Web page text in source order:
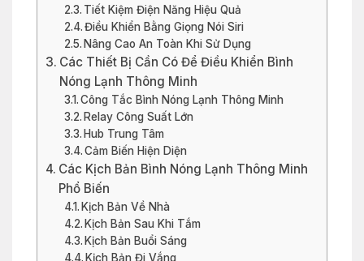
Tiết Kiệm Điện Năng Hiệu Quả
Điều Khiển Bằng Giọng Nói Siri
Nâng Cao An Toàn Khi Sử Dụng
Các Thiết Bị Cần Có Để Điều Khiển Bình
Nóng Lạnh Thông Minh
Công Tắc Bình Nóng Lạnh Thông Minh
Relay Công Suất Lớn
Hub Trung Tâm
Cảm Biến Hiện Diện
Các Kịch Bản Bình Nóng Lạnh Thông Minh
Phổ Biến
Kịch Bản Về Nhà
Kịch Bản Sau Khi Tắm
Kịch Bản Buổi Sáng
Kịch Bản Đi Vắng